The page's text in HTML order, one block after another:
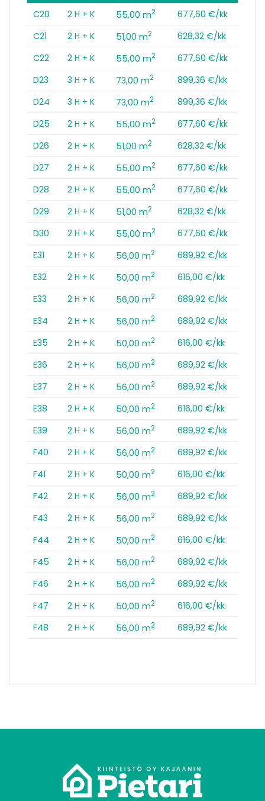
C20
2 H + K 55,00 m2
677,60 €/kk
C21
2 H + K 51,00 m2
628,32 €/kk
C22
2 H + K 55,00 m2
677,60 €/kk
D23
3 H + K 73,00 m2
899,36 €/kk
D24
3 H + K 73,00 m2
899,36 €/kk
D25
2 H + K 55,00 m2
677,60 €/kk
D26
2 H + K 51,00 m2
628,32 €/kk
D27
2 H + K 55,00 m2
677,60 €/kk
D28
2 H + K 55,00 m2
677,60 €/kk
D29
2 H + K 51,00 m2
628,32 €/kk
D30
2 H + K 55,00 m2
677,60 €/kk
E31
2 H + K 56,00 m2
689,92 €/kk
E32
2 H + K 50,00 m2
616,00 €/kk
E33
2 H + K 56,00 m2
689,92 €/kk
E34
2 H + K 56,00 m2
689,92 €/kk
E35
2 H + K 50,00 m2
616,00 €/kk
E36
2 H + K 56,00 m2
689,92 €/kk
E37
2 H + K 56,00 m2
689,92 €/kk
E38
2 H + K 50,00 m2
616,00 €/kk
E39
2 H + K 56,00 m2
689,92 €/kk
F40
2 H + K 56,00 m2
689,92 €/kk
F41
2 H + K 50,00 m2
616,00 €/kk
F42
2 H + K 56,00 m2
689,92 €/kk
F43
2 H + K 56,00 m2
689,92 €/kk
F44
2 H + K 50,00 m2
616,00 €/kk
F45
2 H + K 56,00 m2
689,92 €/kk
F46
2 H + K 56,00 m2
689,92 €/kk
F47
2 H + K 50,00 m2
616,00 €/kk
F48
2 H + K 56,00 m2 689,92 €/kk